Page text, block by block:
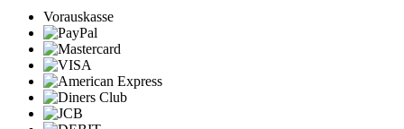
Vorauskasse